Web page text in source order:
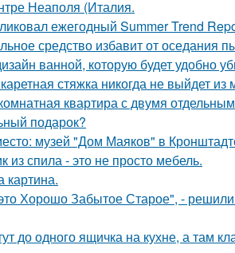
Неаполя (Италия.
ежегодный Summer Trend
средство избавит от оседания
ванной, которую будет удобно
стяжка никогда не выйдет из
квартира с двумя
подарок?
музей "Дом Маяков" в
из спила - это не просто мебель.
Хорошо Забытое Старое", -
до одного ящичка на кухне, а там